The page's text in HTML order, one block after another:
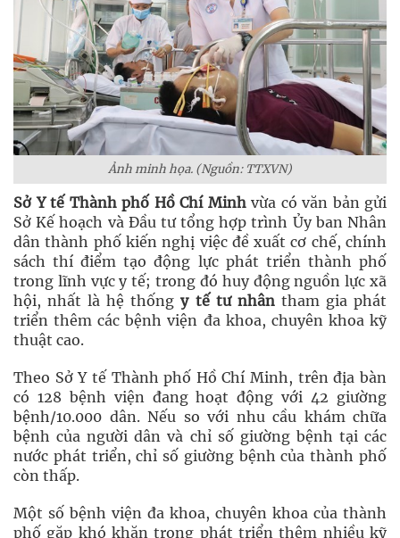
Ảnh minh họa. (Nguồn: TTXVN)
Sở Y tế Thành phố Hồ Chí Minhvừa có văn bản gửi
Sở Kế hoạch và Đầu tư tổng hợp trình Ủy ban Nhân
dân thành phố kiến nghị việc đề xuất cơ chế, chính
sách thí điểm tạo động lực phát triển thành phố
trong lĩnh vực y tế; trong đó huy động nguồn lực xã
hội, nhất là hệ thốngy tế tư nhântham gia phát
triển thêm các bệnh viện đa khoa, chuyên khoa kỹ
thuật cao.
Theo Sở Y tế Thành phố Hồ Chí Minh, trên địa bàn
có 128 bệnh viện đang hoạt động với 42 giường
bệnh/10.000 dân. Nếu so với nhu cầu khám chữa
bệnh của người dân và chỉ số giường bệnh tại các
nước phát triển, chỉ số giường bệnh của thành phố
còn thấp.
Một số bệnh viện đa khoa, chuyên khoa của thành
phố gặp khó khăn trong phát triển thêm nhiều kỹ